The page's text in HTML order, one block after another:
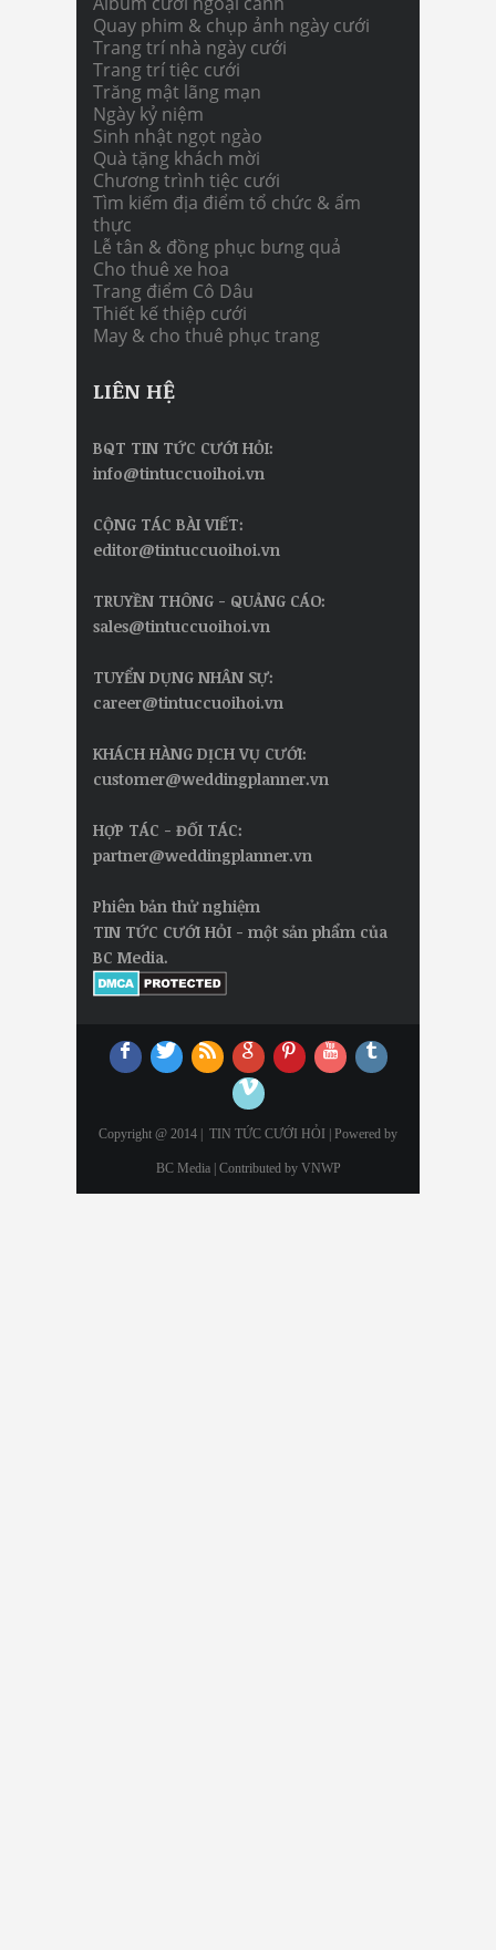
Quay phim & chụp ảnh ngày cưới
Trang trí nhà ngày cưới
Trang trí tiệc cưới
Trăng mật lãng mạn
Ngày kỷ niệm
Sinh nhật ngọt ngào
Quà tặng khách mời
Chương trình tiệc cưới
Tìm kiếm địa điểm tổ chức & ẩm
thực
Lễ tân & đồng phục bưng quả
Cho thuê xe hoa
Trang điểm Cô Dâu
Thiết kế thiệp cưới
May & cho thuê phục trang
LIÊN HỆ
BQT TIN TỨC CƯỚI HỎI:
info@tintuccuoihoi.vn
CỘNG TÁC BÀI VIẾT:
editor@tintuccuoihoi.vn
TRUYỀN THÔNG - QUẢNG CÁO:
sales@tintuccuoihoi.vn
TUYỂN DỤNG NHÂN SỰ:
career@tintuccuoihoi.vn
KHÁCH HÀNG DỊCH VỤ CƯỚI:
customer@weddingplanner.vn
HỢP TÁC - ĐỐI TÁC:
partner@weddingplanner.vn
Phiên bản thử nghiệm
TIN TỨC CƯỚI HỎI - một sản phẩm của
BC Media.
Copyright @ 2014 | TIN TỨC CƯỚI HỎI | Powered by
BC Media | Contributed by VNWP